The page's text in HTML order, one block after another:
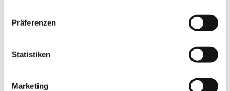
Präferenzen
Statistiken
Marketing